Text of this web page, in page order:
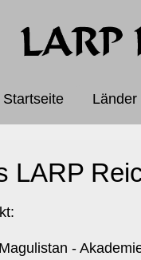
Startseite Länder
LARP
-